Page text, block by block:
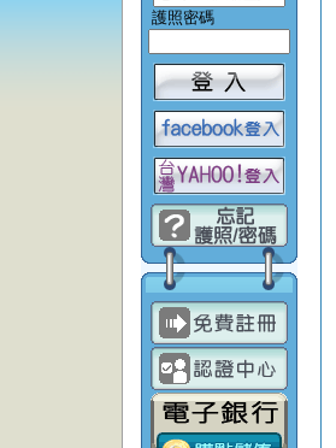
護照密碼